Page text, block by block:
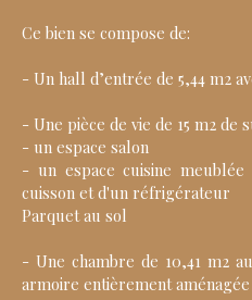
Ce bien se compose de:
- Un hall d’entrée de 5,44 m2
- Une pièce de vie de 15 m2 de
- un espace salon
- un espace cuisine
cuisson et d'un réfrigérateur
Parquet au sol
- Une chambre de 10,41 m2
armoire entièrement aménagée